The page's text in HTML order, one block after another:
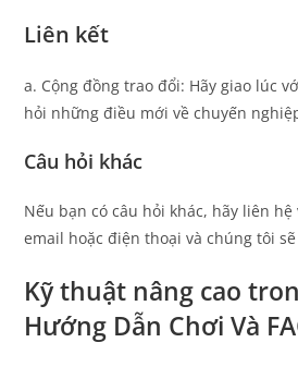
Liên kết
a. Cộng đồng trao đổi: Hãy giao lúc
hỏi những điều mới về chuyến
Câu hỏi khác
Nếu bạn có câu hỏi khác, hãy liên
email hoặc điện thoại và chúng tôi
Kỹ thuật nâng cao
Hướng Dẫn Chơi Và